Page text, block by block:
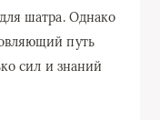
шатра. Однако
путь
сил и знаний